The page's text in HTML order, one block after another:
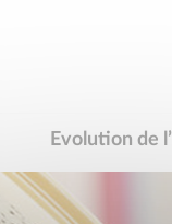
Evolution de